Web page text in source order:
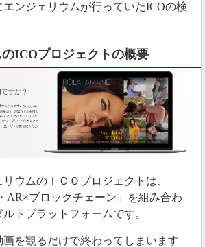
ウムでは新しいコンテンツを続々と
ます。
エックスウィッシュ）というクラウ
のサービスをリリースさせるみたい
ウム #取引所 #加藤紗里
の売却は難しい状況
ケーションツールとXWISH（クラウ
ィング型） https://t.co/BmdQEKIINR
b5XGC5WZDI
イン予備校 (@bitcoin16school)January
ンジェリウムが行っていたICOの検
ICOプロジェクトの概要
ウムのＩＣＯプロジェクトは、
AR×ブロックチェーン」を組み合わ
トプラットフォームです。
を観るだけで終わってしまいます